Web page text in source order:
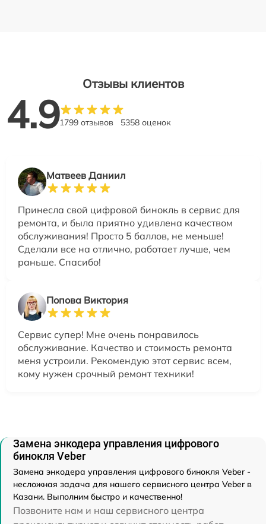
Отзывы клиентов
4.91799 отзывов 5358 оценок
Матвеев Даниил
Принесла свой цифровой бинокль в сервис для
ремонта, и была приятно удивлена качеством
обслуживания! Просто 5 баллов, не меньше!
Сделали все на отлично, работает лучше, чем
раньше. Спасибо!
Попова Виктория
Сервис супер! Мне очень понравилось
обслуживание. Качество и стоимость ремонта
меня устроили. Рекомендую этот сервис всем,
кому нужен срочный ремонт техники!
Замена энкодера управления цифрового
бинокля Veber
Замена энкодера управления цифрового бинокля Veber -
несложная задача для нашего сервисного центра Veber в
Казани. Выполним быстро и качественно!
Позвоните нам и наш сервисного центра